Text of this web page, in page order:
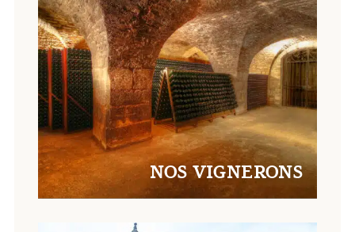
NOS VIGNERONS